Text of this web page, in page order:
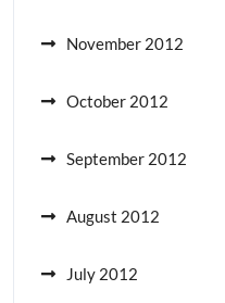
November 2012
October 2012
September 2012
August 2012
July 2012